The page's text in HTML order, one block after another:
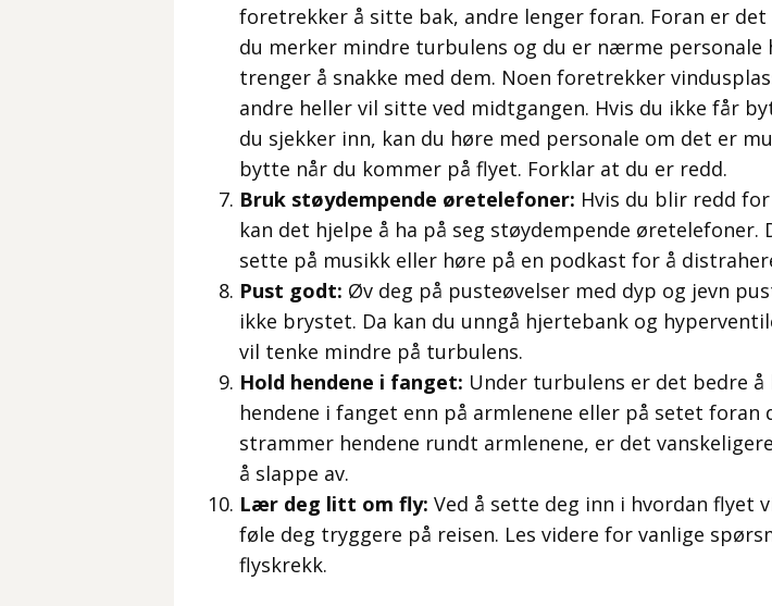
foretrekker å sitte bak, andre lenger foran. Foran er
du merker mindre turbulens og du er nærme personale
trenger å snakke med dem. Noen foretrekker
andre heller vil sitte ved midtgangen. Hvis du ikke får
du sjekker inn, kan du høre med personale om det er
bytte når du kommer på flyet. Forklar at du er redd.
Bruk støydempende øretelefoner: Hvis du blir redd
kan det hjelpe å ha på seg støydempende øretelefoner.
sette på musikk eller høre på en podkast for å
Pust godt: Øv deg på pusteøvelser med dyp og jevn
ikke brystet. Da kan du unngå hjertebank og
vil tenke mindre på turbulens.
Hold hendene i fanget: Under turbulens er det bedre å
hendene i fanget enn på armlenene eller på setet foran
strammer hendene rundt armlenene, er det
å slappe av.
Lær deg litt om fly: Ved å sette deg inn i hvordan flyet
føle deg tryggere på reisen. Les videre for vanlige
flyskrekk.